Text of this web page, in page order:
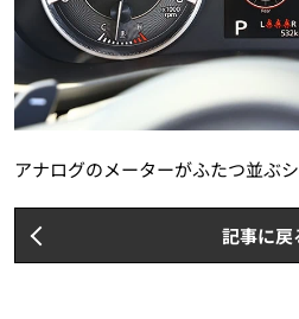
アナログのメーターがふたつ並ぶ
記事に戻